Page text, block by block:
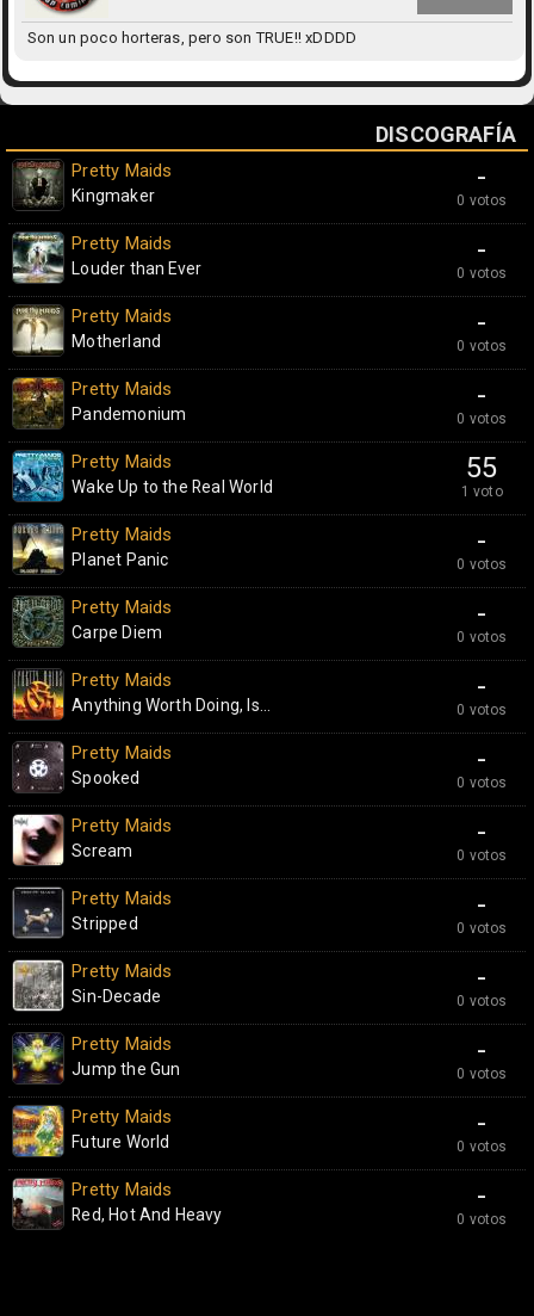
Son un poco horteras, pero son TRUE!! xDDDD
DISCOGRAFÍA
-
0 votos
Pretty Maids
Kingmaker
-
0 votos
Pretty Maids
Louder than Ever
-
0 votos
Pretty Maids
Motherland
-
0 votos
Pretty Maids
Pandemonium
55
1 voto
Pretty Maids
Wake Up to the Real World
-
0 votos
Pretty Maids
Planet Panic
-
0 votos
Pretty Maids
Carpe Diem
-
0 votos
Pretty Maids
Anything Worth Doing, Is...
-
0 votos
Pretty Maids
Spooked
-
0 votos
Pretty Maids
Scream
-
0 votos
Pretty Maids
Stripped
-
0 votos
Pretty Maids
Sin-Decade
-
0 votos
Pretty Maids
Jump the Gun
-
0 votos
Pretty Maids
Future World
-
0 votos
Pretty Maids
Red, Hot And Heavy